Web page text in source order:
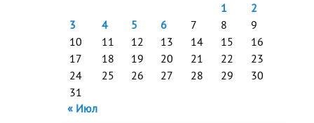
1
2
3
4 5 6 7 8
9
10
11 12 13 14 15
16
17
18 19 20 21 22
23
24
25 26 27 28 29
30
31
« Июл